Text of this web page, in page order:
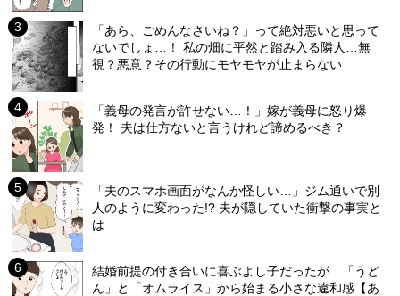
「あら、ごめんなさいね？」って絶対悪いと思って
ないでしょ…！ 私の畑に平然と踏み入る隣人…無
視？悪意？その行動にモヤモヤが止まらない
「義母の発言が許せない…！」嫁が義母に怒り爆
発！ 夫は仕方ないと言うけれど諦めるべき？
「夫のスマホ画面がなんか怪しい…」ジム通いで別
人のように変わった!? 夫が隠していた衝撃の事実と
は
結婚前提の付き合いに喜ぶよし子だったが…「うど
ん」と「オムライス」から始まる小さな違和感【あ